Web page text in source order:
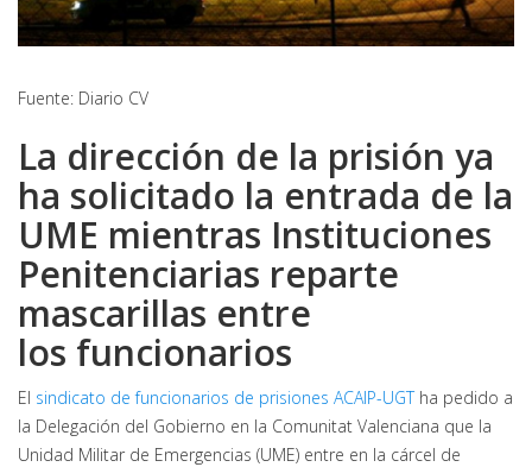
Fuente: Diario CV
La dirección de la prisión ya
ha solicitado la entrada de la
UME mientras Instituciones
Penitenciarias reparte
mascarillas entre
los funcionarios
El sindicato de funcionarios de prisiones ACAIP-UGTha pedido a
la Delegación del Gobierno en la Comunitat Valenciana que la
Unidad Militar de Emergencias (UME) entre en la cárcel de